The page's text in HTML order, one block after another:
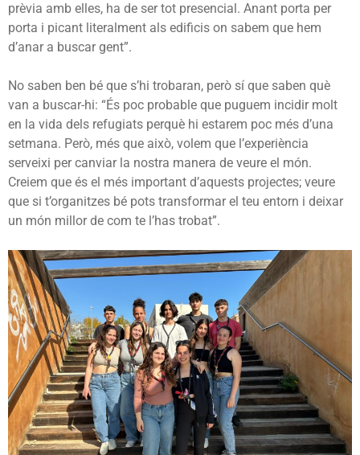
prèvia amb elles, ha de ser tot presencial. Anant porta per
porta i picant literalment als edificis on sabem que hem
d’anar a buscar gent”.
No saben ben bé que s’hi trobaran, però sí que saben què
van a buscar-hi: “És poc probable que puguem incidir molt
en la vida dels refugiats perquè hi estarem poc més d’una
setmana. Però, més que això, volem que l’experiència
serveixi per canviar la nostra manera de veure el món.
Creiem que és el més important d’aquests projectes; veure
que si t’organitzes bé pots transformar el teu entorn i deixar
un món millor de com te l’has trobat”.